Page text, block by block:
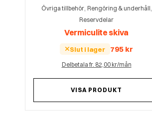
Övriga tillbehör, Rengöring & underhåll,
Reservdelar
Vermiculite skiva
Slut i lager 795 kr
Delbetala fr. 82,00 kr/mån
VISA PRODUKT